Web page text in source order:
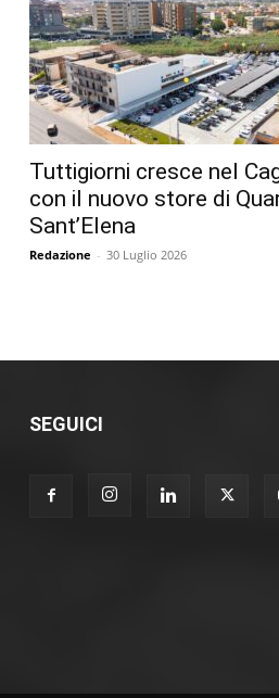
Tuttigiorni cresce nel
con il nuovo store di
Sant’Elena
Redazione - 30 Luglio 2026
SEGUICI